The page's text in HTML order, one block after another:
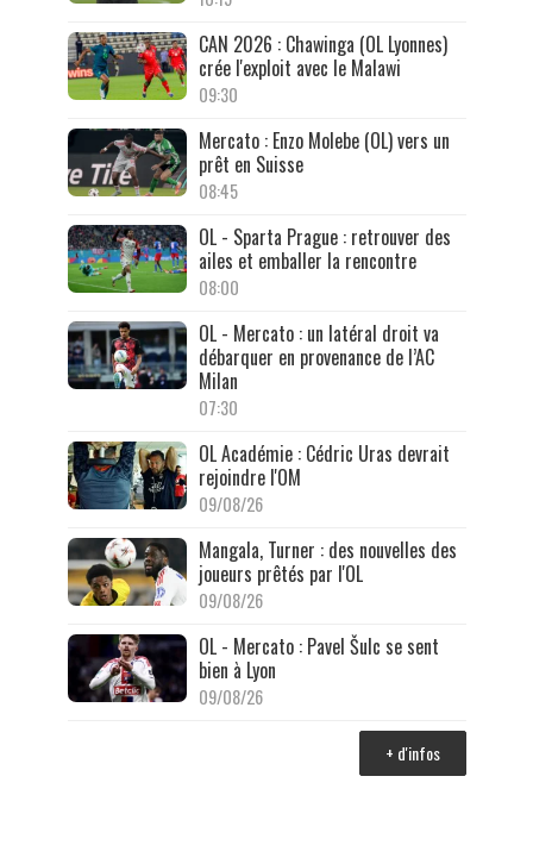
CAN 2026 : Chawinga (OL Lyonnes)
crée l'exploit avec le Malawi
09:30
Mercato : Enzo Molebe (OL) vers un
prêt en Suisse
08:45
OL - Sparta Prague : retrouver des
ailes et emballer la rencontre
08:00
OL - Mercato : un latéral droit va
débarquer en provenance de l’AC
Milan
07:30
OL Académie : Cédric Uras devrait
rejoindre l'OM
09/08/26
Mangala, Turner : des nouvelles des
joueurs prêtés par l'OL
09/08/26
OL - Mercato : Pavel Šulc se sent
bien à Lyon
09/08/26
+ d'infos